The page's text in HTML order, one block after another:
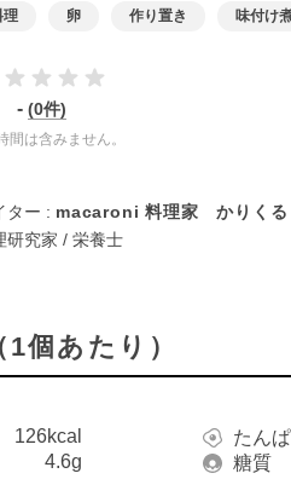
理 卵 作り置き 味付け
- (0件)
は含みません。
ター : macaroni 料理家 かりくる
研究家 / 栄養士
個あたり）
126kcal たん
4.6g 糖質